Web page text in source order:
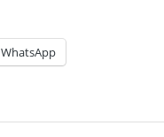
WhatsApp